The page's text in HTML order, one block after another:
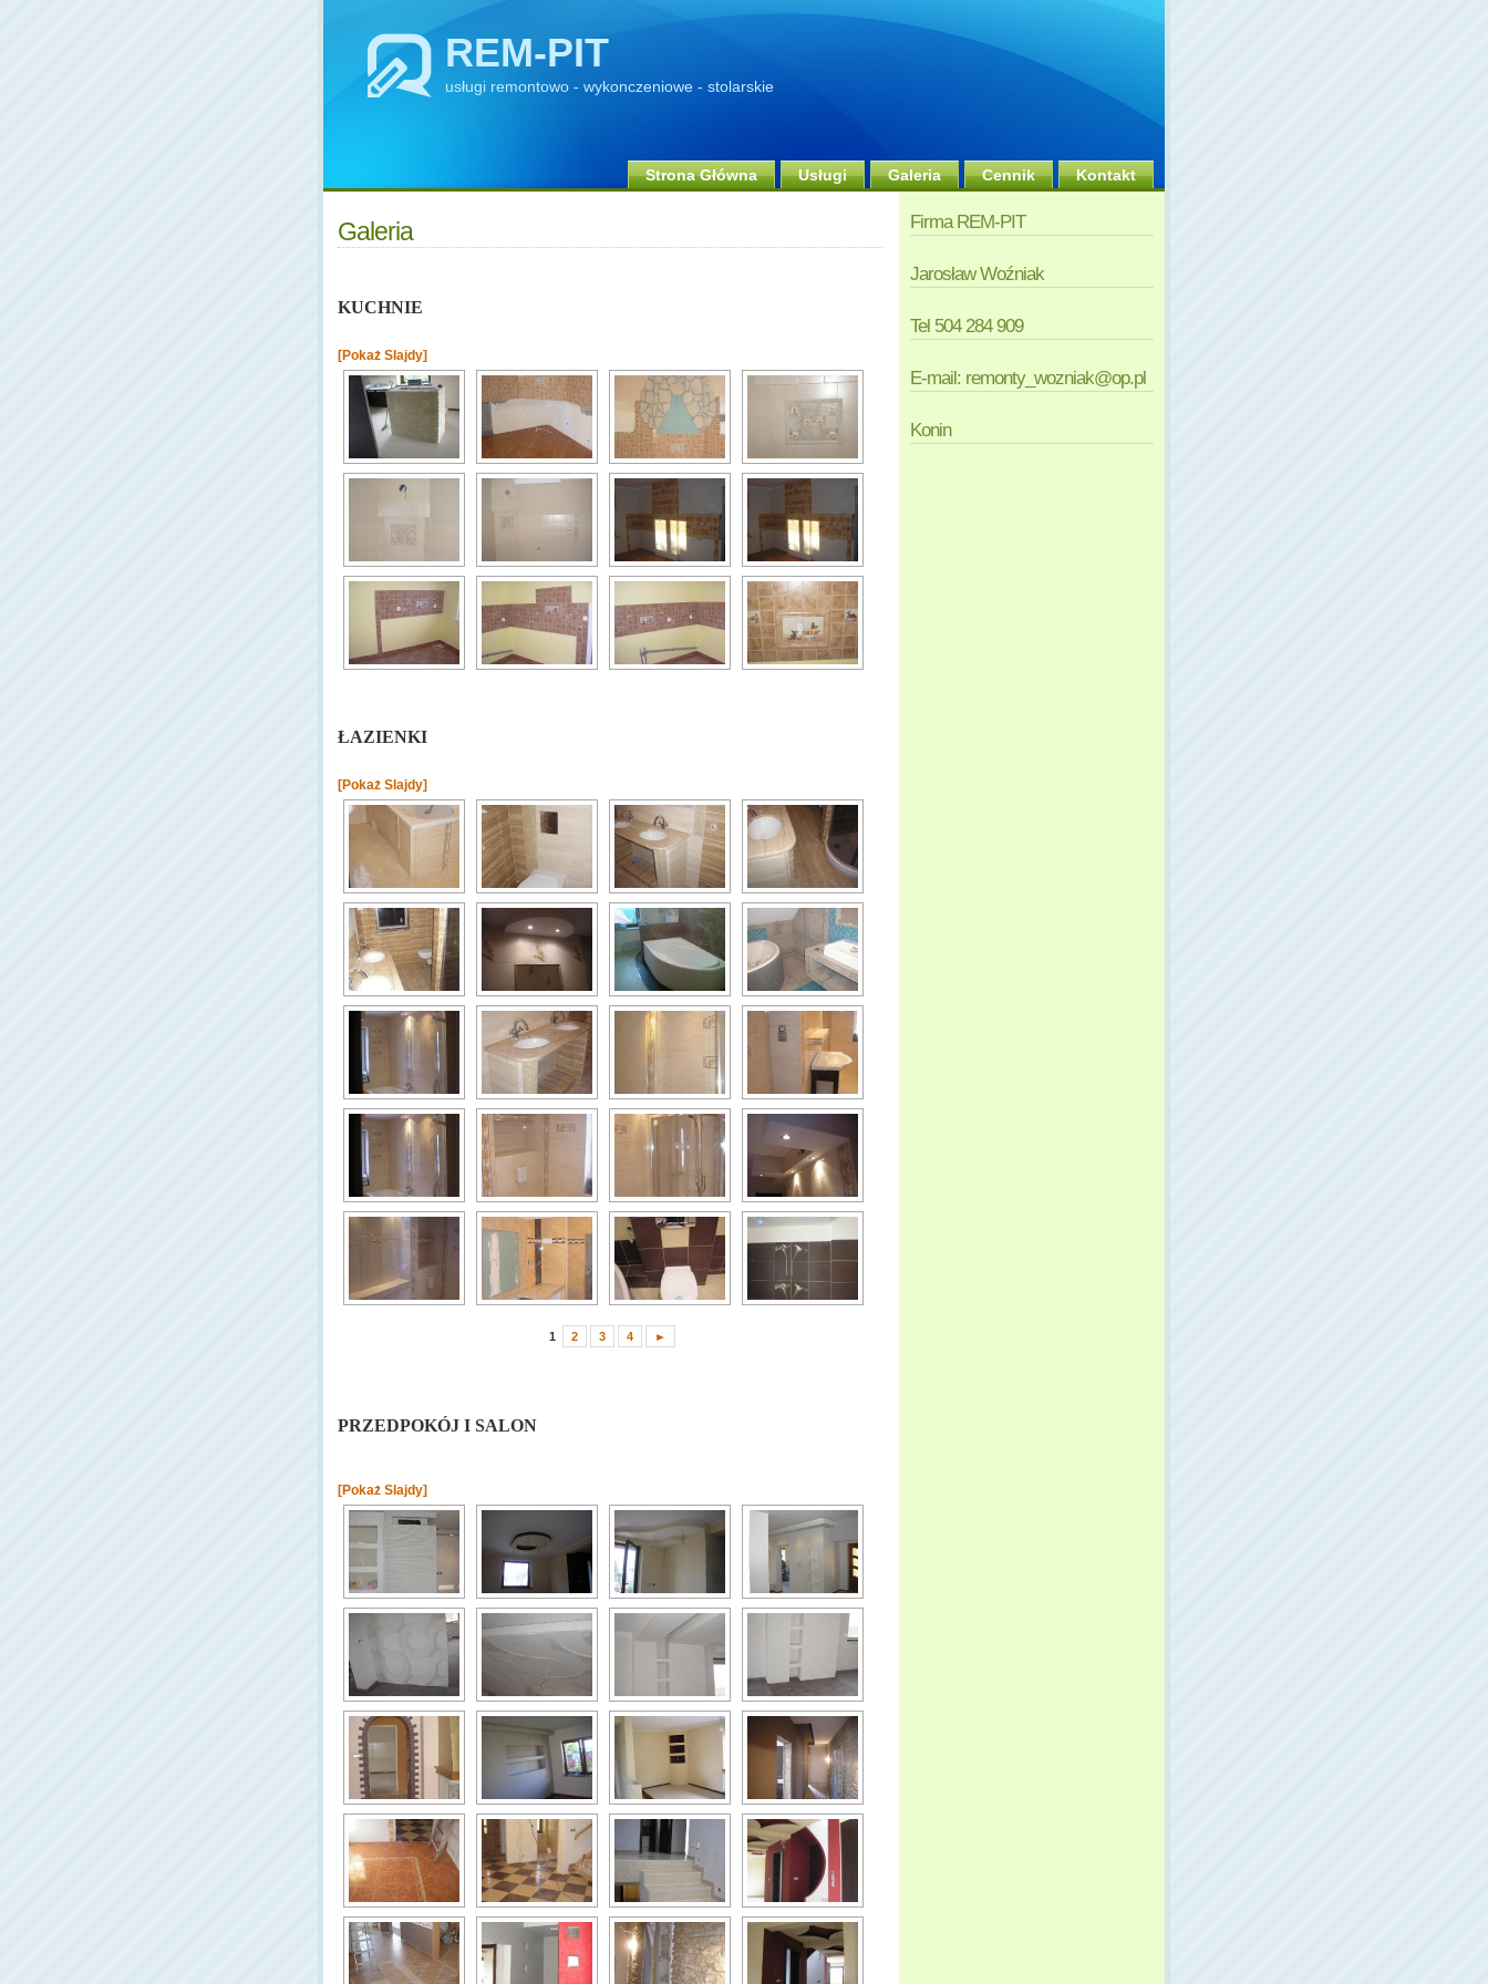
REM-PIT
usługi remontowo - wykonczeniowe - stolarskie
Strona Główna Usługi Galeria Cennik Kontakt
Galeria
KUCHNIE
[Pokaż Slajdy]
ŁAZIENKI
[Pokaż Slajdy]
1 2 3 4 ►
PRZEDPOKÓJ I SALON
[Pokaż Slajdy]
Firma REM-PIT
Jarosław Woźniak
Tel 504 284 909
E-mail: remonty_wozniak@op.pl
Konin